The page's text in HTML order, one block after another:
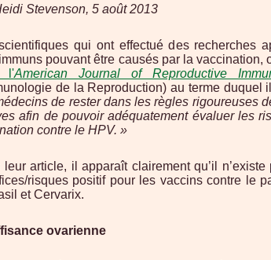
Stevenson, 5 août 2013
qui ont effectué des recherches
pouvant être causés par la vaccination,
l'American Journal of Reproductive
de la Reproduction) au terme duquel
de rester dans les règles rigoureuses
afin de pouvoir adéquatement évaluer les
contre le HPV. »
leur article, il apparaît clairement qu’il
risques positif pour les vaccins contre le
et Cervarix.
ovarienne